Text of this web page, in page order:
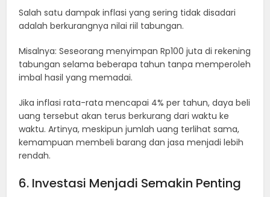
Salah satu dampak inflasi yang sering tidak disadari
adalah berkurangnya nilai riil tabungan.
Misalnya: Seseorang menyimpan Rp100 juta di rekening
tabungan selama beberapa tahun tanpa memperoleh
imbal hasil yang memadai.
Jika inflasi rata-rata mencapai 4% per tahun, daya beli
uang tersebut akan terus berkurang dari waktu ke
waktu. Artinya, meskipun jumlah uang terlihat sama,
kemampuan membeli barang dan jasa menjadi lebih
rendah.
6. Investasi Menjadi Semakin Penting